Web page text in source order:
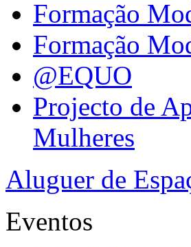
Formação
Formação
@EQUO
Projecto de
Mulheres
Aluguer de
Eventos